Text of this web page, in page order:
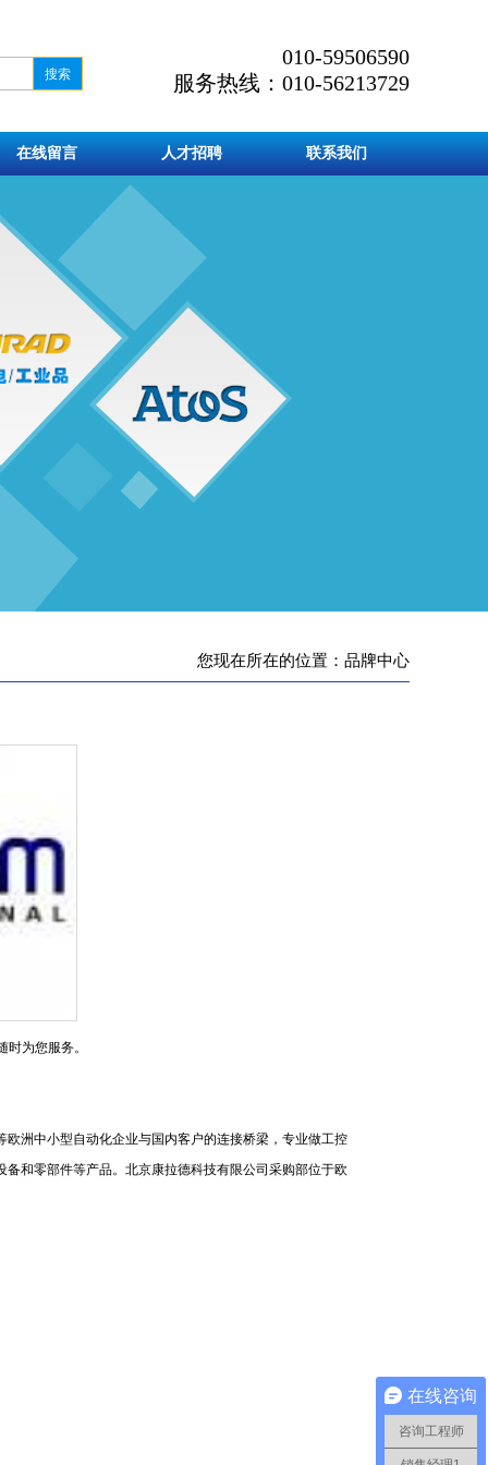
010-59506590
服务热线：010-56213729
在线留言 人才招聘 联系我们
您现在所在的位置：品牌中心
为您服务。
洲中小型自动化企业与国内客户的连接桥梁，专业做工控
和零部件等产品。北京康拉德科技有限公司采购部位于欧
在线咨询
咨询工程师